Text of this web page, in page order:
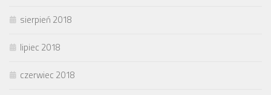
sierpień 2018
lipiec 2018
czerwiec 2018